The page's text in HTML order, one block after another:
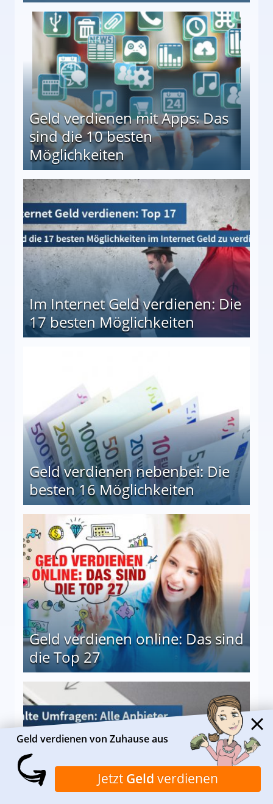
↻ Täglich neue Produkttests
Geld verdienen mit Apps: Das
sind die 10 besten
Möglichkeiten
besten Möglichkeiten
Im Internet Geld verdienen: Die
17 besten Möglichkeiten
Geld verdienen nebenbei: Die
besten 16 Möglichkeiten
Geld verdienen online: Das sind
die Top 27
Bezahlte Umfragen - Alle
Geld verdienen von Zuhause aus
Jetzt Geld verdienen